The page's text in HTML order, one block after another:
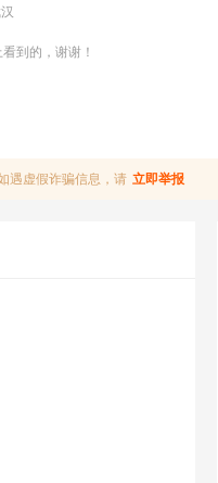
看到的，谢谢！
遇虚假诈骗信息，请 立即举报